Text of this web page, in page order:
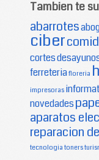
Tambien te
abarrotes
ciber
cortes
ferreteriafloreria
impresoras
novedades
aparatos
reparacion
tecnologia toners